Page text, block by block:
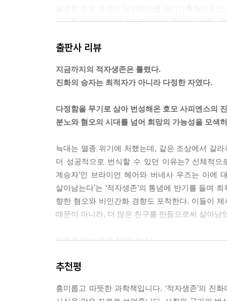
---「들어가며: 살아남고 진화하기 위해서, 31쪽」
사람 아기는 첫 단어를 말하거나 자기 이름을 배
데 그 사람은 나를 사랑하지 않을 수도 있다는 사
할 수 있는 것은 이 능력 덕택이다. 이 능력은 새로
작이 아기가 부모 손짓의 의도를 이해하게 되는 순
---「1 생각에 대한 생각, 44~45쪽」중에서
가축화가 사람에게 쓸모 있는 희귀종에게서만 발
들 사이에서 자연선택을 통해 대규모의 자기가축
과 가축화 개체군의 유전자격리에 따라서 아주
면 어떤 동물이라도 살아남을 뿐 아니라 번성하게
---「2 다정함의 힘, 83~84쪽」중에서
사람 자기가축화 가설은 자연선택이 다정하게 행
을 향상시켰을 것이라고 가정한다. 친화력이 높
출판사 리뷰
지금까지의 적자생존은 틀렸다.
진화의 승자는 최적자가 아니라 다정한 자였다.
다정함을 무기로 삼아 번성해온 호모 사피엔스의
분노와 혐오의 시대를 넘어 희망의 가능성을 모색
늑대는 멸종 위기에 처했는데, 같은 조상에서 갈
더 성공적으로 번식할 수 있던 이유는? 신체적으
계승자’인 브라이언 헤어와 버네사 우즈는 이에
살아남는다’는 ‘적자생존’의 통념에 반기를 들며
향한 혐오와 비인간화 경향도 포착한다. 이들이
때문이 아니라, 더 많은 친구를 만듦으로써 살아남
마음을 읽는 자가 살아남는다
“진화라는 게임에서 승리하는 이상적 방법은 협력
우리가 잘 알고 있는 ‘적자생존’은 사실 다윈이
추천평
흥미롭고 따뜻한 과학책입니다. ‘적자생존’의 진